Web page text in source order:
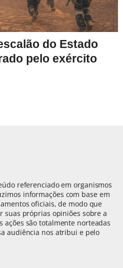
do Estado
pelo exército
referenciado em organismos
informações com base em
oficiais, de modo que
suas próprias opiniões sobre a
ações são totalmente norteadas
audiência nos atribui e pelo